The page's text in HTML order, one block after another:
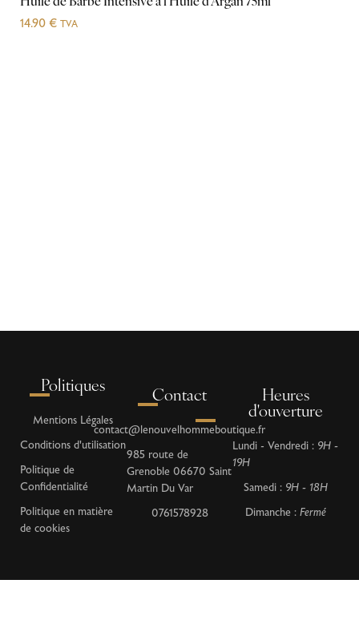
14.90 € TVA
Politiques
Mentions Légales
Conditions d'utilisation
Politique de
Confidentialité
Politique en matière
de cookies
Contact
contact@lenouvelhommeboutique.fr
985 route de
Grenoble 06670 Saint
Martin Du Var
0761578928
Heures
d'ouverture
Lundi - Vendredi : 9H -
19H
Samedi : 9H - 18H
Dimanche :Fermé